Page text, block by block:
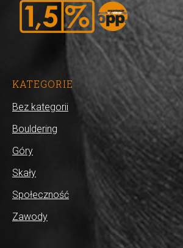
KATEGORIE
Bez kategorii
Bouldering
Góry
Skały
Społeczność
Zawody